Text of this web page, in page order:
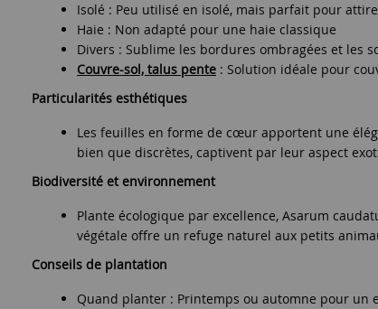
Isolé : Peu utilisé en isolé, mais parfait pour
Haie : Non adapté pour une haie classique
Divers : Sublime les bordures ombragées et les
Couvre-sol, talus pente : Solution idéale pour
Particularités esthétiques
Les feuilles en forme de cœur apportent une
bien que discrètes, captivent par leur aspect
Biodiversité et environnement
Plante écologique par excellence, Asarum
végétale offre un refuge naturel aux petits
Conseils de plantation
Quand planter : Printemps ou automne pour un